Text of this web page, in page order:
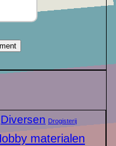
Diversen Drogisterij
materialen